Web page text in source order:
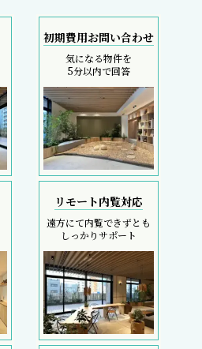
初期費用お問い合わせ
気になる物件を
5分以内で回答
リモート内覧対応
遠方にて内覧できずとも
しっかりサポート